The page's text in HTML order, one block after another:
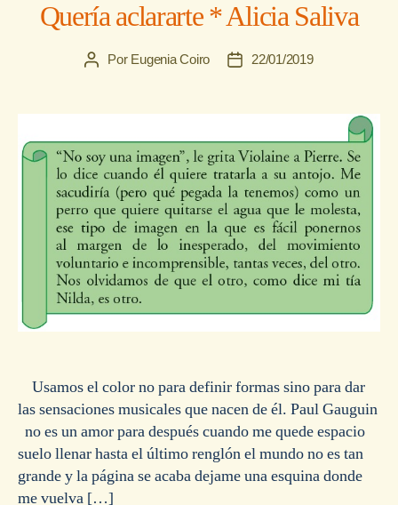
Quería aclararte * Alicia Saliva
Autor
entrada
Por Eugenia Coiro
Fecha
entrada
22/01/2019
Usamos el color no para definir formas sino para dar
las sensaciones musicales que nacen de él. Paul Gauguin
no es un amor para después cuando me quede espacio
suelo llenar hasta el último renglón el mundo no es tan
grande y la página se acaba dejame una esquina donde
me vuelva […]